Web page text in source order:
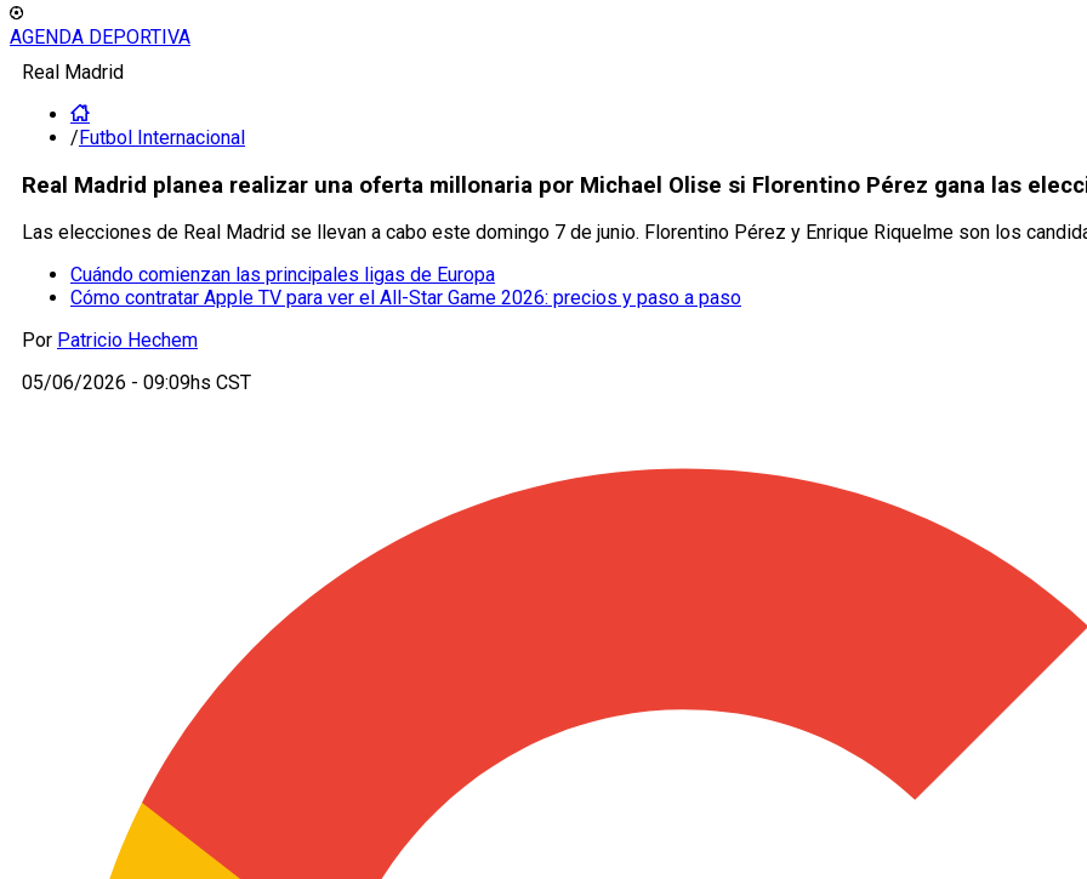
AGENDA DEPORTIVA
Real Madrid
/Futbol Internacional
Real Madrid planea realizar una oferta millonaria por Michael Olise si Florentino Pérez gana las
Las elecciones de Real Madrid se llevan a cabo este domingo 7 de junio. Florentino Pérez y Enrique Riquelme son los
Cuándo comienzan las principales ligas de Europa
Cómo contratar Apple TV para ver el All-Star Game 2026: precios y paso a paso
Por Patricio Hechem
05/06/2026 - 09:09hs CST